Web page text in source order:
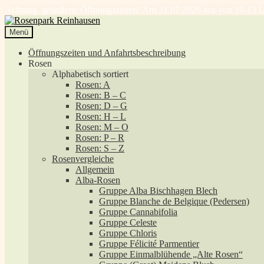
Achtung, geänderte Öffnungszeiten! Am 31.07.2026 nur von 10-13
Zur
Navigation
springen
Zum
Inhalt
springen
Menü
Öffnungszeiten und Anfahrtsbeschreibung
Rosen
Alphabetisch sortiert
Rosen: A
Rosen: B – C
Rosen: D – G
Rosen: H – L
Rosen: M – O
Rosen: P – R
Rosen: S – Z
Rosenvergleiche
Allgemein
Alba-Rosen
Gruppe Alba Bischhagen Blech
Gruppe Blanche de Belgique (Pedersen)
Gruppe Cannabifolia
Gruppe Celeste
Gruppe Chloris
Gruppe Félicité Parmentier
Gruppe Einmalblühende „Alte Rosen“